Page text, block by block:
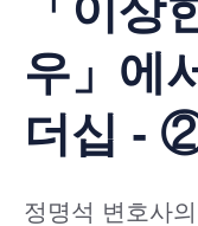
「이상
우」에
더십 -
정명석 변호사